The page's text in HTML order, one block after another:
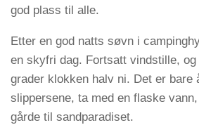
god plass til alle.
Etter en god natts søvn i
en skyfri dag. Fortsatt vindstille,
grader klokken halv ni. Det er bare
slippersene, ta med en flaske
gårde til sandparadiset.